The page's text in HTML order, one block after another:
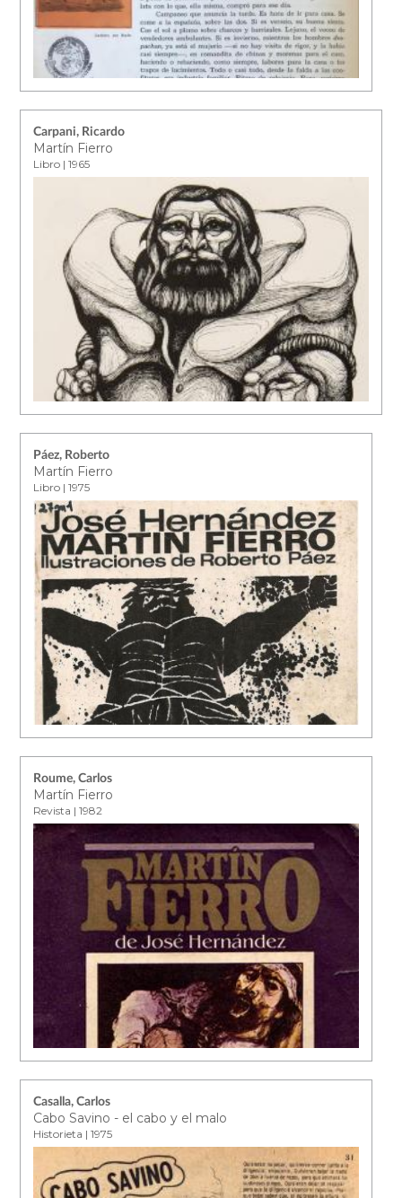
Carpani, Ricardo
Martín Fierro
Libro | 1965
Páez, Roberto
Martín Fierro
Libro | 1975
Roume, Carlos
Martín Fierro
Revista | 1982
Casalla, Carlos
Cabo Savino - el cabo y el malo
Historieta | 1975